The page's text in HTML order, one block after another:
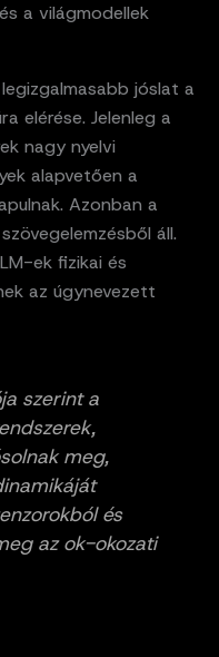
a világmodellek
jóslat a
elérése. Jelenleg a
nagy nyelvi
alapvetően a
Azonban a
áll.
ek fizikai és
az úgynevezett
szerint a
meg,
és
az ok-okozati